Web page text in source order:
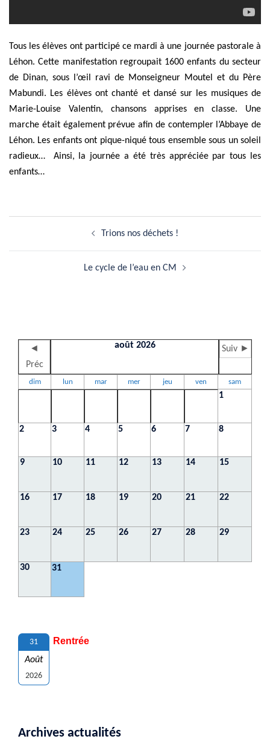
Tous les élèves ont participé ce mardi à une journée pastorale à
Léhon. Cette manifestation regroupait 1600 enfants du secteur
de Dinan, sous l’œil ravi de Monseigneur Moutel et du Père
Mabundi. Les élèves ont chanté et dansé sur les musiques de
Marie-Louise Valentin, chansons apprises en classe. Une
marche était également prévue afin de contempler l’Abbaye de
Léhon. Les enfants ont pique-niqué tous ensemble sous un soleil
radieux… Ainsi, la journée a été très appréciée par tous les
enfants…
Trions nos déchets !
Le cycle de l’eau en CM
◄
Préc
août 2026 Suiv ►
dim lun mar mer jeu ven sam
1
2 3 4 5 6 7 8
9 10 11 12 13 14 15
16 17 18 19 20 21 22
23 24 25 26 27 28 29
30 31
31
Août
2026
Rentrée
Archives actualités